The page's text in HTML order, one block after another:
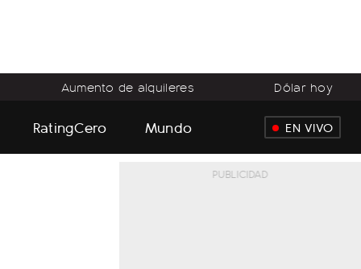
Aumento de alquileres Dólar hoy
RatingCero Mundo EN VIVO